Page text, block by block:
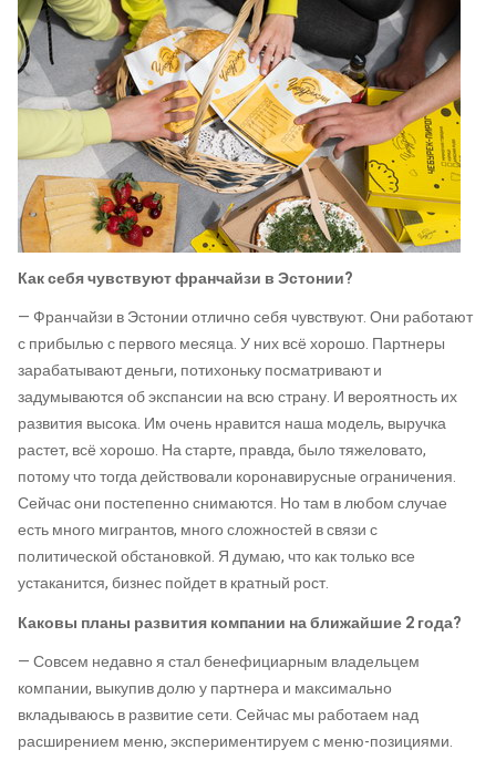
Как себя чувствуют франчайзи в Эстонии?
— Франчайзи в Эстонии отлично себя чувствуют. Они работают
с прибылью с первого месяца. У них всё хорошо. Партнеры
зарабатывают деньги, потихоньку посматривают и
задумываются об экспансии на всю страну. И вероятность их
развития высока. Им очень нравится наша модель, выручка
растет, всё хорошо. На старте, правда, было тяжеловато,
потому что тогда действовали коронавирусные ограничения.
Сейчас они постепенно снимаются. Но там в любом случае
есть много мигрантов, много сложностей в связи с
политической обстановкой. Я думаю, что как только все
устаканится, бизнес пойдет в кратный рост.
Каковы планы развития компании на ближайшие 2 года?
— Совсем недавно я стал бенефициарным владельцем
компании, выкупив долю у партнера и максимально
вкладываюсь в развитие сети. Сейчас мы работаем над
расширением меню, экспериментируем с меню-позициями.